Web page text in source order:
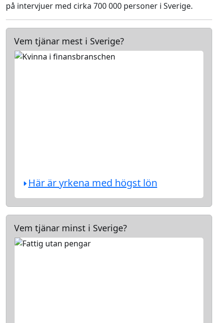
på intervjuer med cirka 700 000 personer i Sverige.
Vem tjänar mest i Sverige?
Här är yrkena med högst lön
Vem tjänar minst i Sverige?